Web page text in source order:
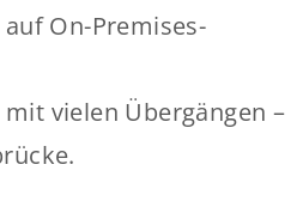
On-Premises-
vielen Übergängen –